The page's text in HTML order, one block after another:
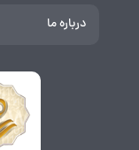
درباره ما